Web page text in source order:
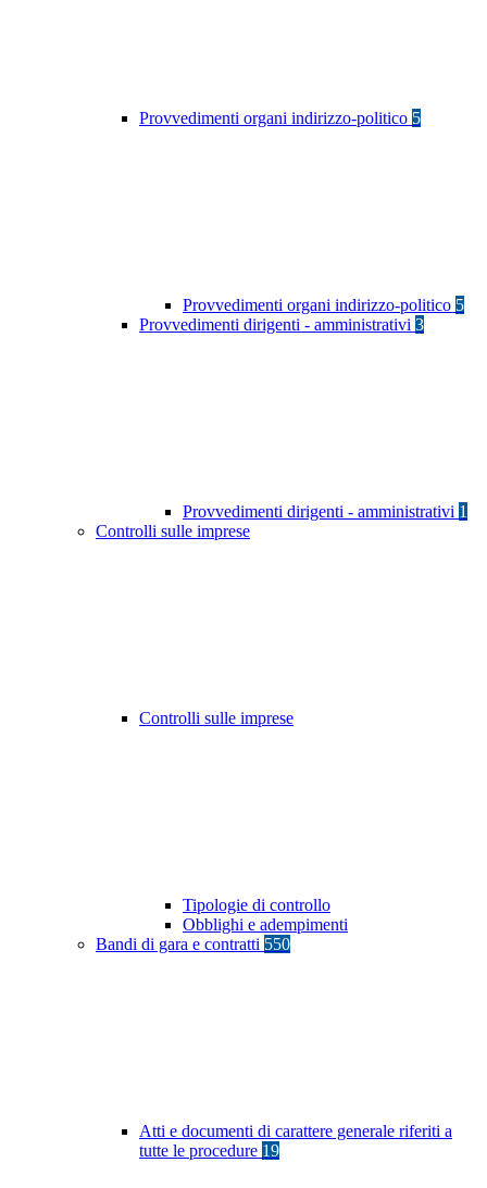
Provvedimenti organi indirizzo-politico 5
Provvedimenti organi indirizzo-politico 5
Provvedimenti dirigenti - amministrativi 3
Provvedimenti dirigenti - amministrativi 1
Controlli sulle imprese
Controlli sulle imprese
Tipologie di controllo
Obblighi e adempimenti
Bandi di gara e contratti 550
Atti e documenti di carattere generale riferiti a
tutte le procedure 19